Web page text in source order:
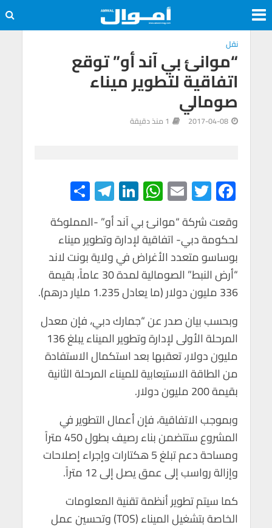
نقل
“موانئ بي آند أو” توقع
اتفاقية لتطوير ميناء
صومالي
2017-04-08 1 منذ دقيقة
F
ac
e
b
o
o
k
T
wi
tt
er
E
m
ail
W
h
at
s
A
p
p
Li
n
ke
dI
n
Te
le
gr
a
m
h
ar
e
وقعت شركة “موانئ بي آند أو” -المملوكة
لحكومة دبي- اتفاقية لإدارة وتطوير ميناء
بوساسو متعدد الأغراض في ولاية بونت لاند
“أرض النبط” الصومالية لمدة 30 عاماً، بقيمة
336 مليون دولار (ما يعادل 1.235 مليار درهم).
وبحسب بيان صدر عن “جمارك دبي، فإن معدل
المرحلة الأولى لإدارة وتطوير الميناء يبلغ 136
مليون دولار، تعقبها بعد استكمال الاستفادة
من الطاقة الاستيعابية للميناء المرحلة الثانية
بقيمة 200 مليون دولار.
وبموجب الاتفاقية، فإن أعمال التطوير في
المشروع ستتضمن بناء رصيف بطول 450 متراً
ومساحة دعم تبلغ 5 هكتارات وإجراء إصلاحات
وإزالة رواسب إلى عمق يصل إلى 12 متراً.
كما سيتم تطوير أنظمة تقنية المعلومات
الخاصة بتشغيل الميناء (TOS) وتحسين عمل